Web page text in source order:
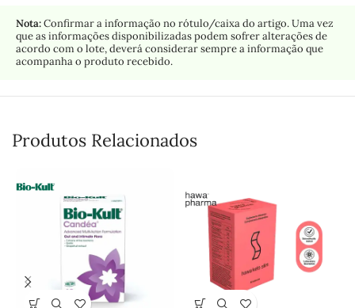
Nota:Confirmar a informação no rótulo/caixa do artigo. Uma vez
que as informações disponibilizadas podem sofrer alterações de
acordo com o lote, deverá considerar sempre a informação que
acompanha o produto recebido.
Produtos Relacionados